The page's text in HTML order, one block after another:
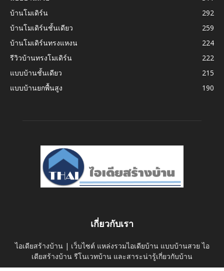
บ้านโมเดิร์น
292
บ้านโมเดิร์นชั้นเดียว
259
บ้านโมเดิร์นทรงแหงน
224
รีวิวบ้านทรงโมเดิร์น
222
แบบบ้านชั้นเดียว
215
แบบบ้านยกพื้นสูง
190
เกี่ยวกับเรา
ไอเดียสร้างบ้าน | เว็บไซต์ แหล่งรวมไอเดียบ้าน แบบบ้านสวย ไอ
เดียสร้างบ้าน รีโนเวทบ้าน และสาระน่ารู้เกี่ยวกับบ้าน